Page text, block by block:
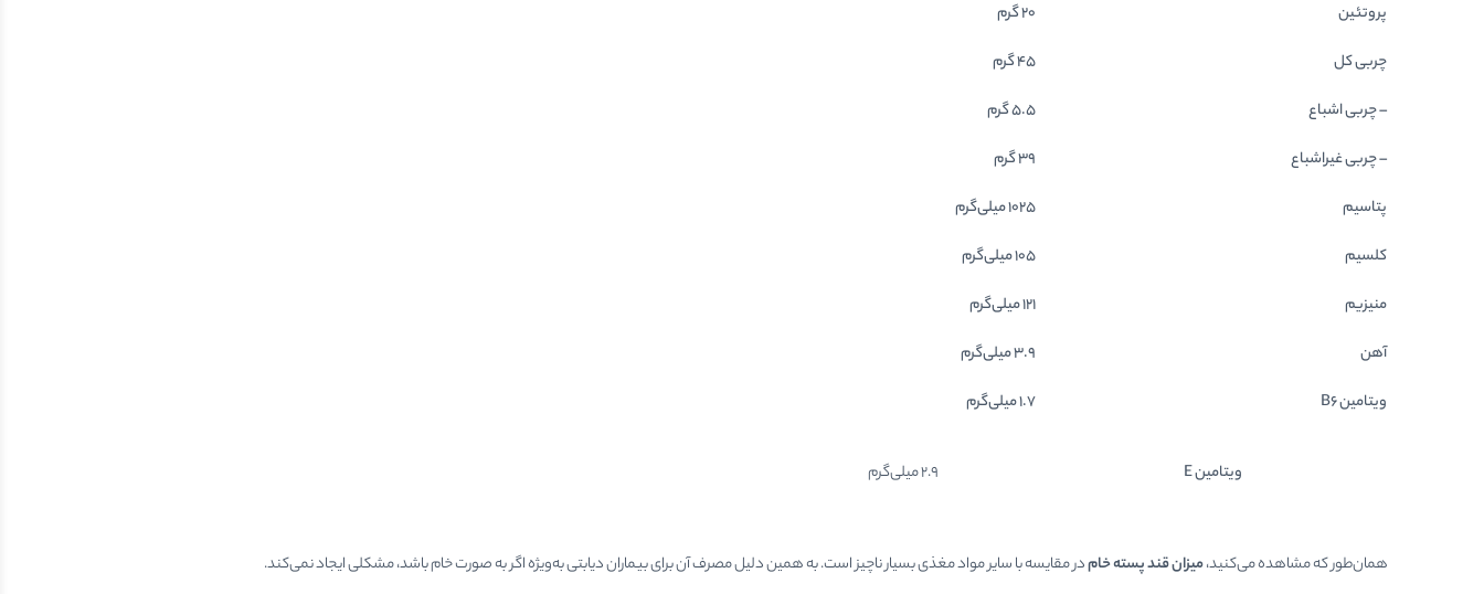
پروتئین
20 گرم
چربی کل
45 گرم
– چربی اشباع
5.5 گرم
– چربی غیراشباع
39 گرم
پتاسیم
1025 میلی‌گرم
کلسیم
105 میلی‌گرم
منیزیم
121 میلی‌گرم
آهن
3.9 میلی‌گرم
ویتامین B6
1.7 میلی‌گرم
ویتامین E 2.9 میلی‌گرم
همان‌طور که مشاهده می‌کنید،میزان قند پسته خامدر مقایسه با سایر مواد مغذی بسیار ناچیز است. به همین دلیل مصرف آن برای بیماران دیابتی به‌ویژه اگر به صورت خام باشد، مشکلی ایجاد نمی‌کند.